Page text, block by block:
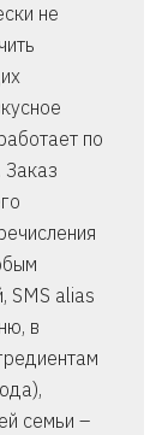
не
по
Заказ
SMS alias
в
семьи –